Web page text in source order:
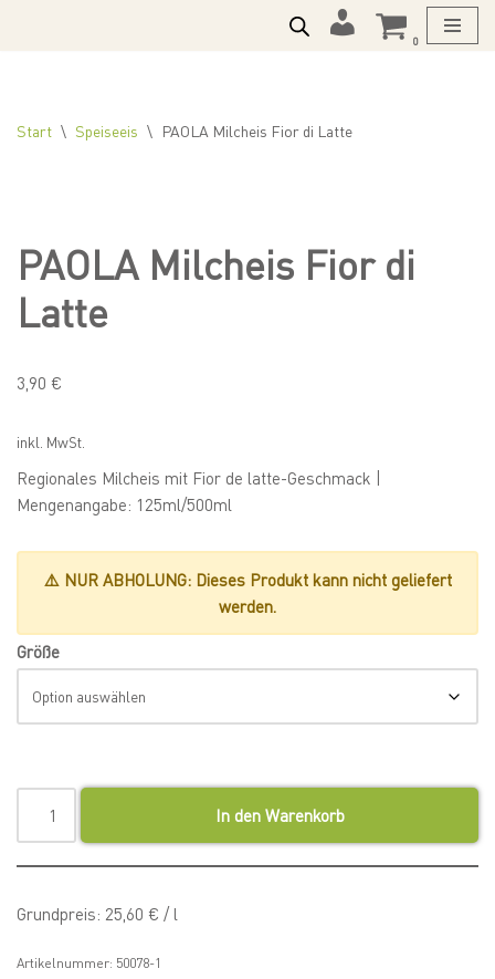
Mein
0
Start \ Speiseeis \ PAOLA Milcheis Fior di Latte
PAOLA Milcheis Fior di
Latte
3,90 €
inkl. MwSt.
Regionales Milcheis mit Fior de latte-Geschmack |
Mengenangabe: 125ml/500ml
⚠️ NUR ABHOLUNG: Dieses Produkt kann nicht geliefert
werden.
Größe
In den Warenkorb
Grundpreis: 25,60 € / l
Artikelnummer: 50078-1